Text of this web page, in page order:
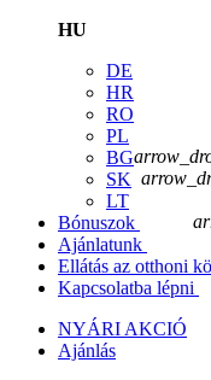
HU
DE
HR
RO
PL
BG
SK
LT
Bónuszok
Ajánlatunk
Ellátás az otthoni
Kapcsolatba lépni
NYÁRI AKCIÓ
Ajánlás